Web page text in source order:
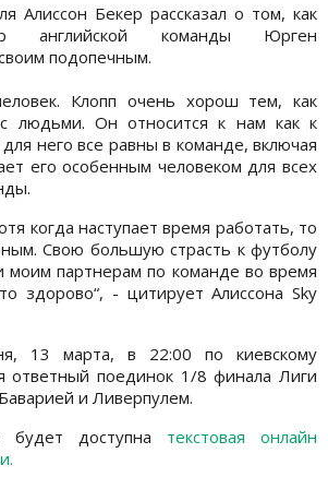
Алиссон Бекер рассказал о том, как
английской команды Юрген
подопечным.
Клопп очень хорош тем, как
с людьми. Он относится к нам как к
него все равны в команде, включая
его особенным человеком для всех
когда наступает время работать, то
Свою большую страсть к футболу
моим партнерам по команде во время
здорово“, - цитирует Алиссона Sky
13 марта, в 22:00 по киевскому
ответный поединок 1/8 финала Лиги
и Ливерпулем.
доступна текстовая онлайн